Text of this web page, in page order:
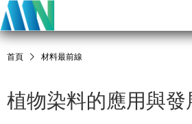
首頁 材料最前線
植物染料的應用與發